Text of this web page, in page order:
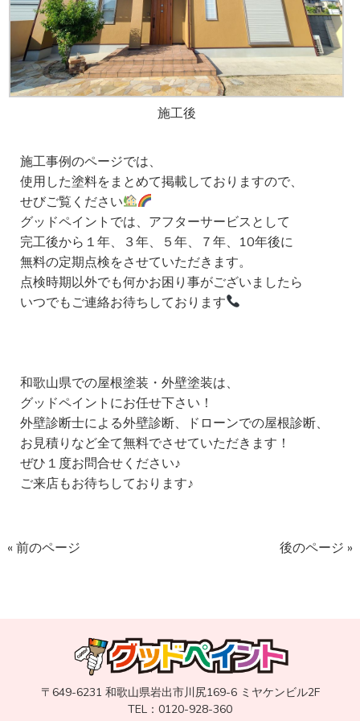
施工後
施工事例のページでは、
使用した塗料をまとめて掲載しておりますので、
せびご覧ください
グッドペイントでは、アフターサービスとして
完工後から１年、３年、５年、７年、10年後に
無料の定期点検をさせていただきます。
点検時期以外でも何かお困り事がございましたら
いつでもご連絡お待ちしております
和歌山県での屋根塗装・外壁塗装は、
グッドペイントにお任せ下さい！
外壁診断士による外壁診断、ドローンでの屋根診断、
お見積りなど全て無料でさせていただきます！
ぜひ１度お問合せください♪
ご来店もお待ちしております♪
« 前のページ 後のページ »
〒649-6231 和歌山県岩出市川尻169-6 ミヤケンビル2F
TEL：0120-928-360